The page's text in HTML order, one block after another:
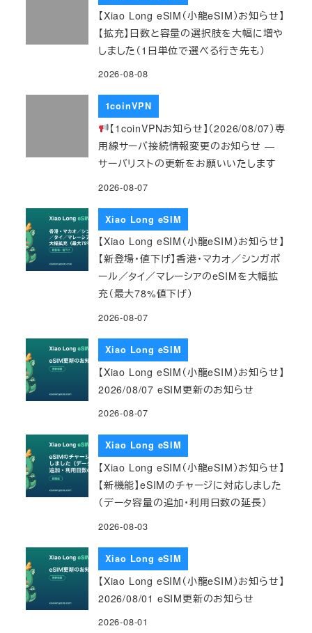
【Xiao Long eSIM（小龍eSIM）お知らせ】
【拡充】日数と容量の選択肢を大幅に増や
しました（1日単位で選べる行き先も）
2026-08-08
1coinVPN
【1coinVPNお知らせ】（2026/08/07）専
用線サーバ接続情報変更のお知らせ ―
サーバリストの更新をお願いいたします
2026-08-07
Xiao Long eSIM
【Xiao Long eSIM（小龍eSIM）お知らせ】
【新登場・値下げ】香港・マカオ／シンガポ
ール／タイ／マレーシアのeSIMを大幅拡
充（最大78%値下げ）
2026-08-07
Xiao Long eSIM
【Xiao Long eSIM（小龍eSIM）お知らせ】
2026/08/07 eSIM更新のお知らせ
2026-08-07
Xiao Long eSIM
【Xiao Long eSIM（小龍eSIM）お知らせ】
【新機能】eSIMのチャージに対応しました
（データ容量の追加・利用日数の延長）
2026-08-03
Xiao Long eSIM
【Xiao Long eSIM（小龍eSIM）お知らせ】
2026/08/01 eSIM更新のお知らせ
2026-08-01